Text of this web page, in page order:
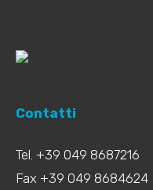
Contatti
Tel. +39 049 8687216
Fax +39 049 8684624